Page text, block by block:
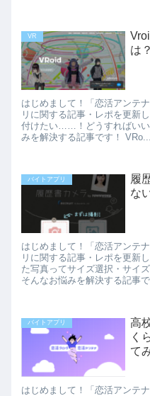
VR
は
はじめまして！「恋活アンテ
リに関する記事・レポを更新
付けたい……！どうすればいい
みを解決する記事です！ VRo...
バイトアプリ
履
な
はじめまして！「恋活アンテ
リに関する記事・レポを更新
た写真ってサイズ選択・サイ
そんなお悩みを解決する記事
バイトアプリ
高
く
て
はじめまして！「恋活アンテ